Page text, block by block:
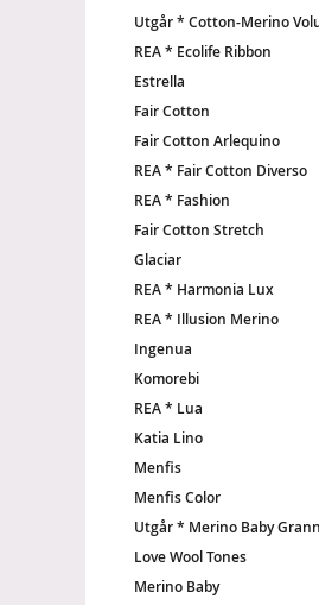
Utgår * Cotton-Merino
REA * Ecolife Ribbon
Estrella
Fair Cotton
Fair Cotton Arlequino
REA * Fair Cotton Diverso
REA * Fashion
Fair Cotton Stretch
Glaciar
REA * Harmonia Lux
REA * Illusion Merino
Ingenua
Komorebi
REA * Lua
Katia Lino
Menfis
Menfis Color
Utgår * Merino Baby
Love Wool Tones
Merino Baby